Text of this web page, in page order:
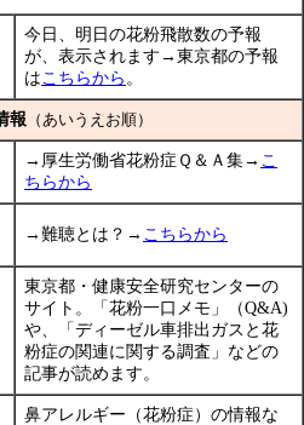
今日、明日の花粉飛散数の予報
が、表示されます→東京都の予報
は こちらから 。
報 （あいうえお順）
→厚生労働省花粉症Ｑ＆Ａ集→ こ
ちらから
→難聴とは？→ こちらから
東京都・健康安全研究センターの
サイト。「花粉一口メモ」（Q&A)
や、「ディーゼル車排出ガスと花
粉症の関連に関する調査」などの
記事が読めます。
鼻アレルギー（花粉症）の情報な